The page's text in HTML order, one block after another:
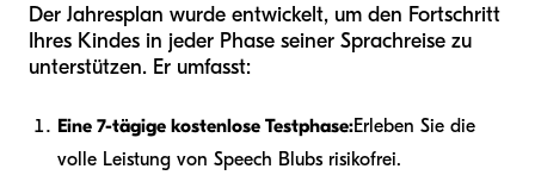
Der Jahresplan wurde entwickelt, um den Fortschritt
Ihres Kindes in jeder Phase seiner Sprachreise zu
unterstützen. Er umfasst:
Eine 7-tägige kostenlose Testphase:Erleben Sie die
volle Leistung von Speech Blubs risikofrei.